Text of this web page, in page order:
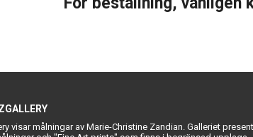
visar målningar av Marie-Christine Zandian. Galleriet